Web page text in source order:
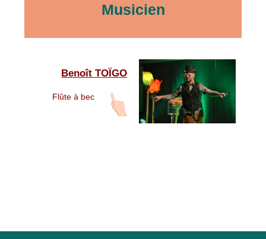
Musicien
Benoît TOÏGO
Flûte à bec